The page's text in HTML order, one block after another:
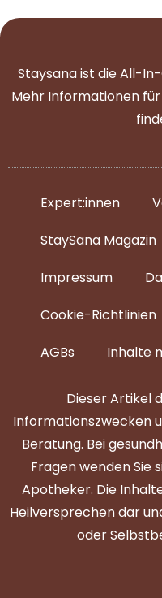
Staysana ist die All-
Mehr Informationen
Expert:innen
StaySana Magazin​
Impressum
Cookie-Richtlinien
AGBs
Inhalte
Dieser Artikel
Informationszwecken
Beratung. Bei
Fragen wenden Sie
Apotheker. Die
Heilversprechen dar
oder